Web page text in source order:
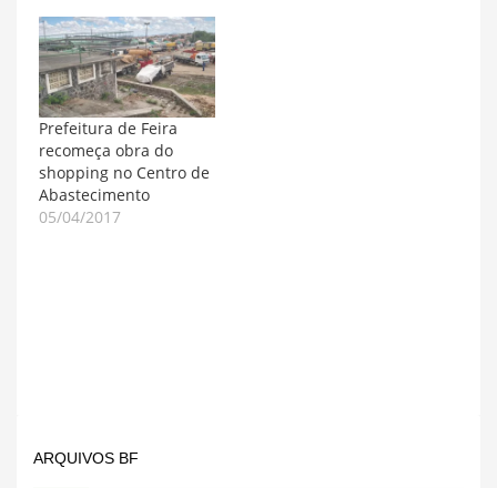
Prefeitura de Feira
recomeça obra do
shopping no Centro de
Abastecimento
05/04/2017
ARQUIVOS BF